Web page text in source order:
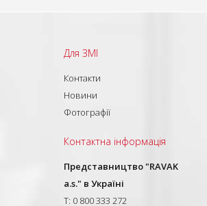
Для ЗМІ
Контакти
Новини
Фотографії
Контактна інформація
Представництво "RAVAK
a.s." в Україні
T: 0 800 333 272